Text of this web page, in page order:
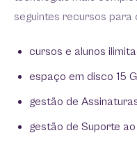
seguintes recursos para
cursos e alunos
espaço em disco 15
gestão de
gestão de Suporte ao